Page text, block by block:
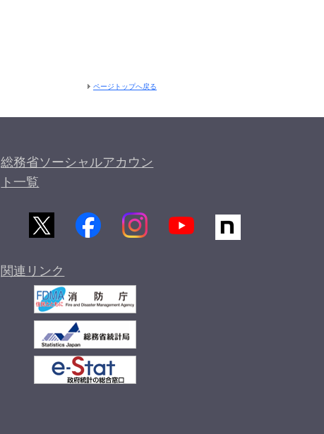
ページトップへ戻る
総務省ソーシャルアカウン
ト一覧
関連リンク